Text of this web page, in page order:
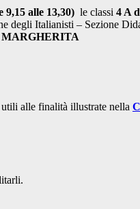
alle 13,30) le classi 4 A
degli Italianisti – Sezione
MARGHERITA
alle finalità illustrate nella